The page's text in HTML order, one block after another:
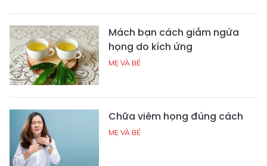
Mách bạn cách giảm ngứa
họng do kích ứng
MẸ VÀ BÉ
Chữa viêm họng đúng cách
MẸ VÀ BÉ